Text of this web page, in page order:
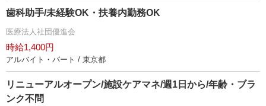
歯科助手/未経験OK・扶養内勤務OK
医療法人社団優進会
時給1,400円
アルバイト・パート / 東京都
リニューアルオープン/施設ケアマネ/週1日から/年齢・ブラ
ンク不問